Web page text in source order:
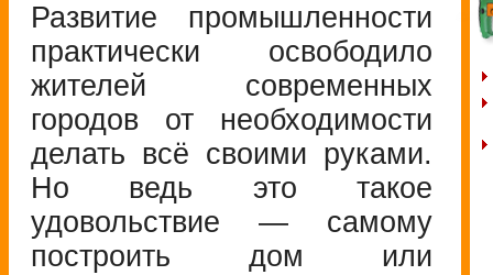
Развитие промышленности
практически освободило
жителей современных
городов от необходимости
делать всё своими руками.
Но ведь это такое
удовольствие — самому
построить дом или